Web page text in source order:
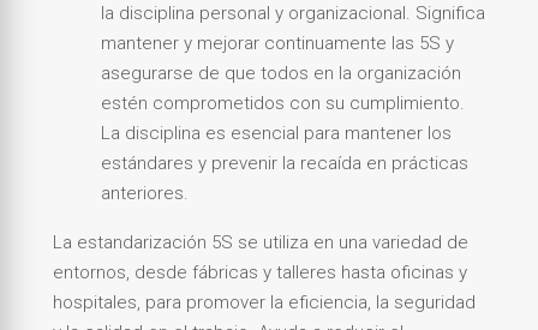
la disciplina personal y organizacional. Significa
mantener y mejorar continuamente las 5S y
asegurarse de que todos en la organización
estén comprometidos con su cumplimiento.
La disciplina es esencial para mantener los
estándares y prevenir la recaída en prácticas
anteriores.
La estandarización 5S se utiliza en una variedad de
entornos, desde fábricas y talleres hasta oficinas y
hospitales, para promover la eficiencia, la seguridad